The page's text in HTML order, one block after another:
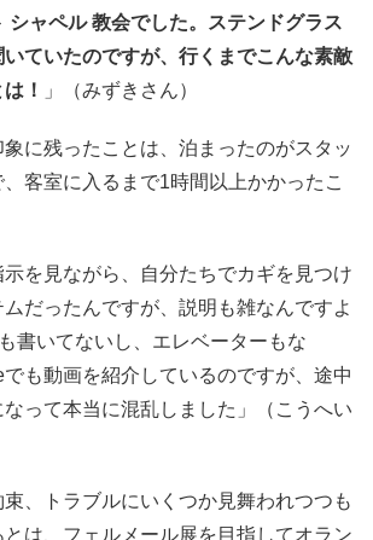
シャペル 教会でした。ステンドグラス
ていたのですが、行くまでこんな素敵
！
」（みずきさん）
に残ったことは、泊まったのがスタッ
客室に入るまで1時間以上かかったこ
示を見ながら、自分たちでカギを見つけ
だったんですが、説明も雑なんですよ
書いてないし、エレベーターもな
も動画を紹介しているのですが、途中
って本当に混乱しました」（こうへい
、トラブルにいくつか見舞われつつも
は、フェルメール展を目指してオラン